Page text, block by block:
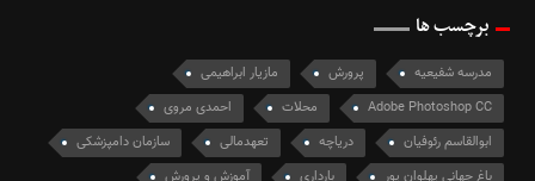
برچسب ها
مدرسه شفیعیه پرورش
مازیار ابراهیمی
Adobe Photoshop CC
محلات
احمدی مروی
ابوالقاسم رئوفیان
دریاچه تعهدمالی
سازمان دامپزشکی
باغ جهانی پهلوان پور
بارداری آموزش و پرورش